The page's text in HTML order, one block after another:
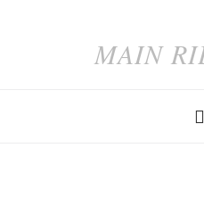
MAIN